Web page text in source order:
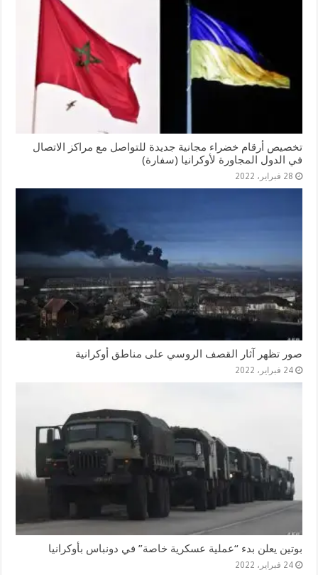
تخصيص أرقام خضراء مجانية جديدة للتواصل مع مراكز الاتصال
في الدول المجاورة لأوكرانيا (سفارة)
28 فبراير، 2022
صور تظهر آثار القصف الروسي على مناطق أوكرانية
24 فبراير، 2022
بوتين يعلن بدء “عملية عسكرية خاصة” في دونباس بأوكرانيا
24 فبراير، 2022